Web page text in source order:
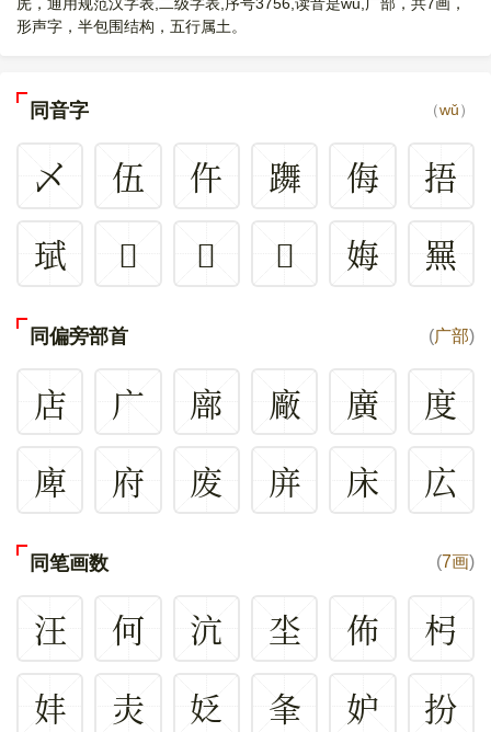
形声字，半包围结构，五行属土。
同音字 （wǔ）
乄 伍 仵 躌 侮
捂
珷
𢑟 𢨂 𧽋 娒 䍢
同偏旁部首 (广部)
店 广 廍 廠 廣
度
庳
府 废 庰 床 広
同笔画数 (7画)
汪 何 沆 坔 佈
杛
妦
灻 姂 夆 妒 扮